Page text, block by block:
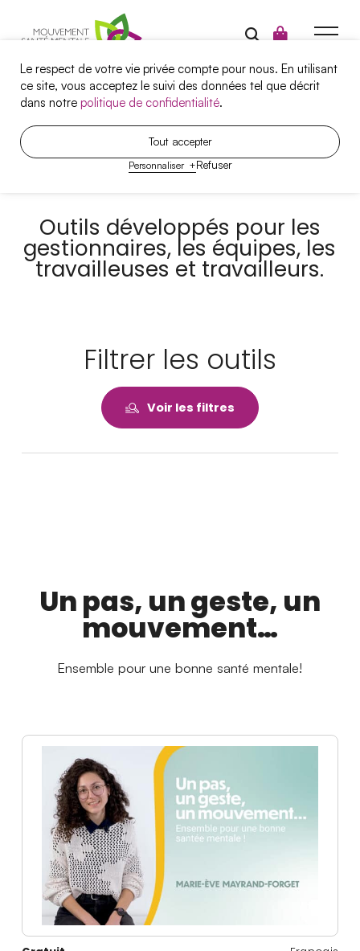
Campagnes
Santé mentale et travail
Projets
Outils
Qui sommes-nous?
Nos services
Ambassadeurs
Espace médias
Milieux de travail
Outils développés pour les
gestionnaires, les équipes, les
travailleuses et travailleurs.
Filtrer les outils
Voir les filtres
Un pas, un geste, un
mouvement…
Ensemble pour une bonne santé mentale!
Le respect de votre vie privée compte pour nous. En utilisant
ce site, vous acceptez le suivi des données tel que décrit
dans notrepolitique de confidentialité.
Personnaliser +Refuser
Tout accepter